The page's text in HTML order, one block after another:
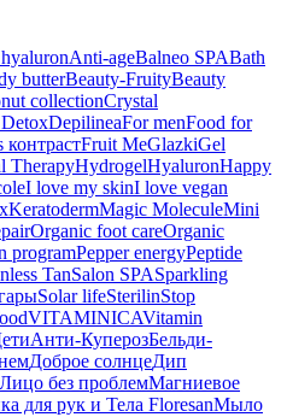
Anti-ageBalneo SPABath
butterBeauty-FruityBeauty
collectionCrystal
DepilineaFor menFood for
контрастFruit MeGlazkiGel
TherapyHydrogelHyaluronHappy
I love my skinI love vegan
KeratodermMagic MoleculeMini
Organic foot careOrganic
programPepper energyPeptide
TanSalon SPASparkling
Solar lifeSterilinStop
VITAMINICAVitamin
Анти-КуперозБельди-
Доброе солнцеДип
Лицо без проблемМагниевое
для рук и Тела FloresanМыло